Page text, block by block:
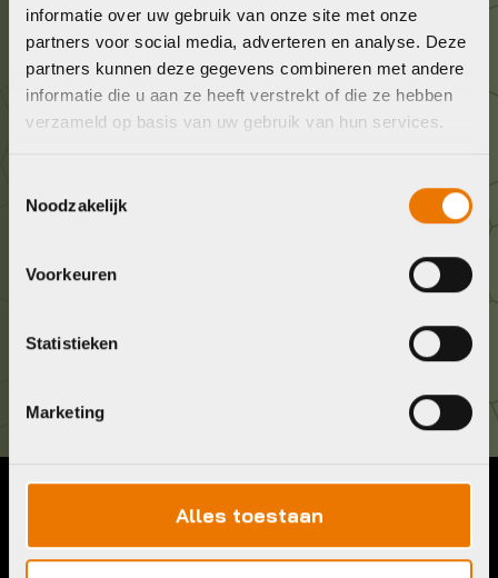
informatie over uw gebruik van onze site met onze
partners voor social media, adverteren en analyse. Deze
partners kunnen deze gegevens combineren met andere
informatie die u aan ze heeft verstrekt of die ze hebben
verzameld op basis van uw gebruik van hun services.
Noodzakelijk
Voorkeuren
Statistieken
Marketing
Alles toestaan
Wij staan voor je klaar! Neem contact op via de
onderstaande gegevens.
Stuur ons een e-mail
Geef ons een belletje
Brouwerstraat 8B
Telefoon:
036 5304422
Menu
Account